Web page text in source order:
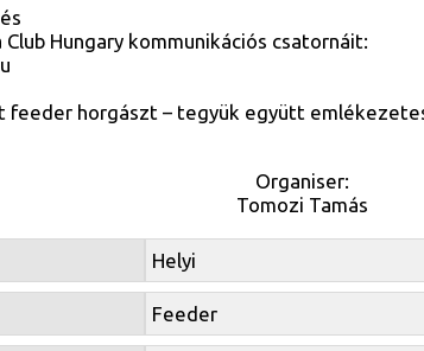
Hungary kommunikációs csatornáit:
horgászt – tegyük együtt
Organiser:
Tomozi Tamás
Helyi
Feeder